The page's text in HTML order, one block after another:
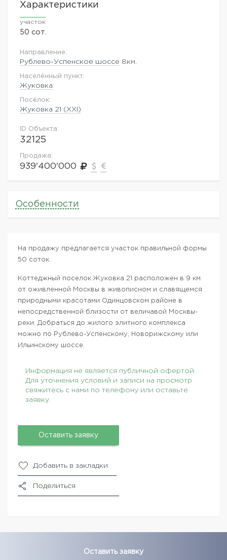
Характеристики
участок
50 сот.
Направление:
Рублево-Успенское шоссе 8км.
Населённый пункт:
Жуковка
Посёлок:
Жуковка 21 (XXI)
ID Объекта:
32125
Продажа:
939'400'000
Особенности
На продажу предлагается участок правильной формы
50 соток.
Коттеджный поселок Жуковка 21 расположен в 9 км
от оживленной Москвы в живописном и славящемся
природными красотами Одинцовском районе в
непосредственной близости от величавой Москвы-
реки. Добраться до жилого элитного комплекса
можно по Рублево-Успенскому, Новорижскому или
Ильинскому шоссе.
Информация не является публичной офертой.
Для уточнения условий и записи на просмотр
свяжитесь с нами по телефону или оставьте
заявку.
Оставить заявку
Добавить в закладки
Поделиться
Оставить заявку